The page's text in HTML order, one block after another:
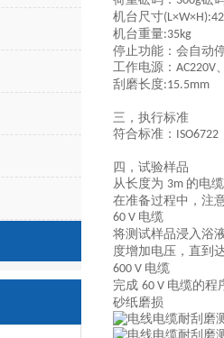
机台尺寸(L×W×H):
机台重量:35kg
停止功能 ： 会自动
工作电源 ： AC220V
刮磨长度:15.5mm
三，执行标准
符合标准 ： ISO6722
四，试验样品
从长度为 3m 的电
在准备过程中，注
60 V 电缆
将测试样品浸入浴
度增加电压，直到
600 V 电缆
完成 60 V 电缆的程
砂纸磨损